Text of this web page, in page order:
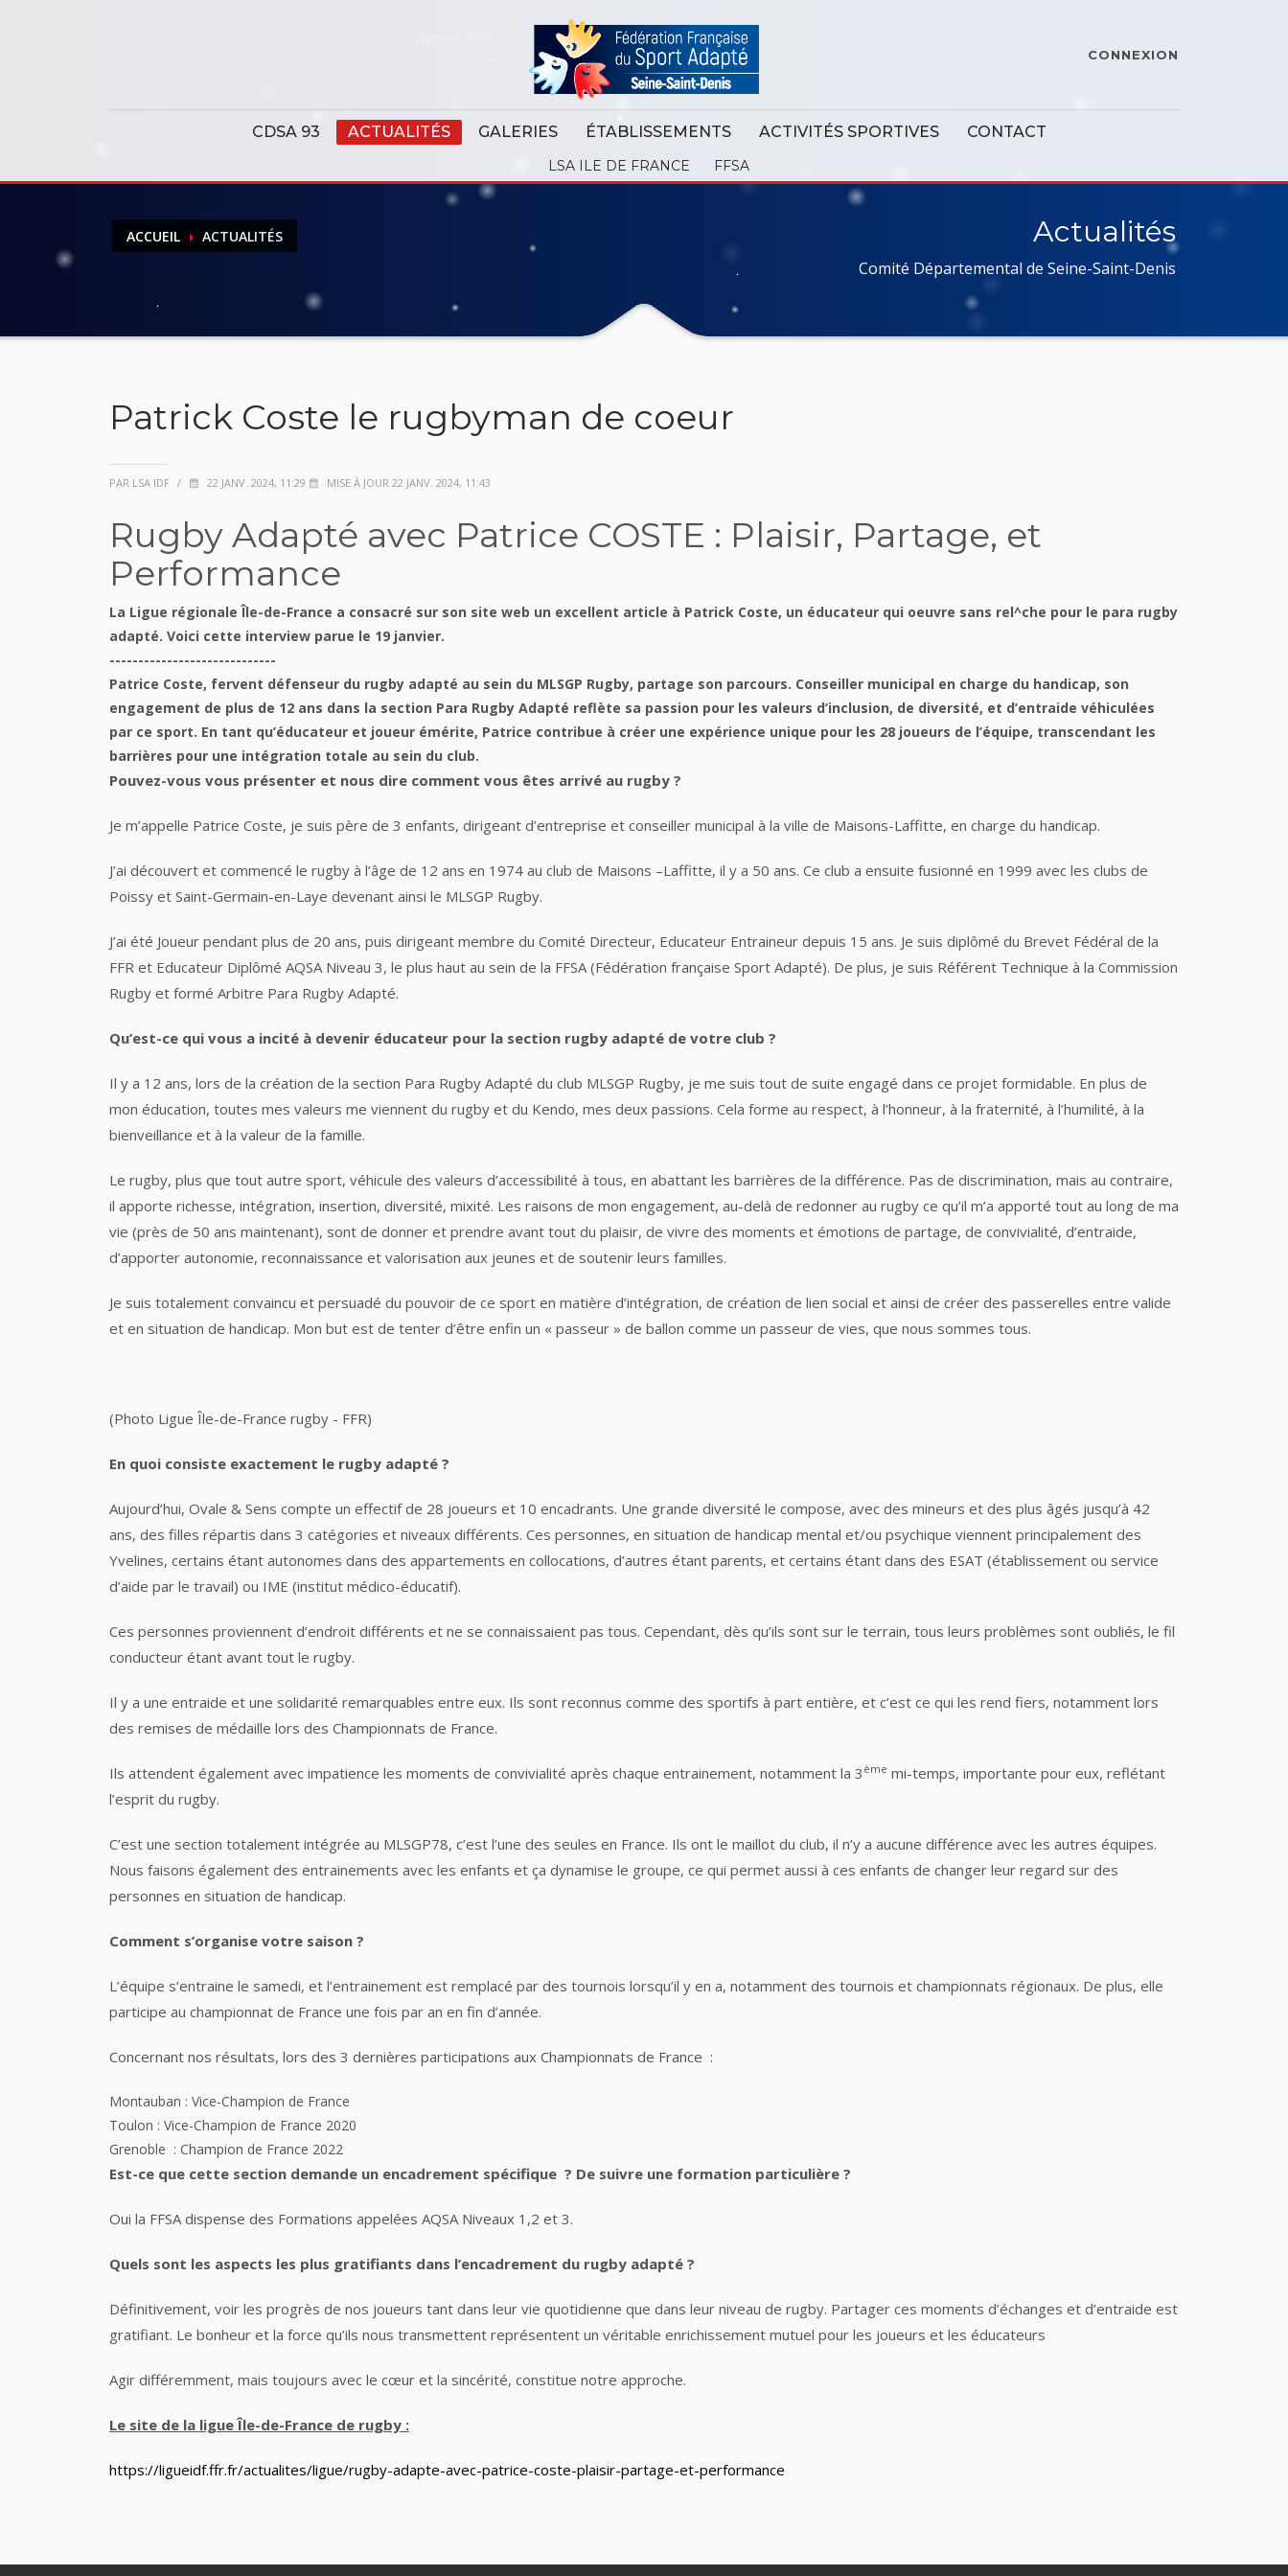
CONNEXION
CDSA 93 ACTUALITÉS GALERIES ÉTABLISSEMENTS ACTIVITÉS SPORTIVES CONTACT
LSA ILE DE FRANCE FFSA
ACCUEIL ACTUALITÉS Actualités
Comité Départemental de Seine-Saint-Denis
Patrick Coste le rugbyman de coeur
PAR LSA IDF / 22 JANV. 2024, 11:29 MISE À JOUR 22 JANV. 2024, 11:43
Rugby Adapté avec Patrice COSTE : Plaisir, Partage, et
Performance
La Ligue régionale Île-de-France a consacré sur son site web un excellent article à Patrick Coste, un éducateur qui oeuvre sans rel^che pour le para rugby
adapté. Voici cette interview parue le 19 janvier.
-----------------------------
Patrice Coste, fervent défenseur du rugby adapté au sein du MLSGP Rugby, partage son parcours. Conseiller municipal en charge du handicap, son
engagement de plus de 12 ans dans la section Para Rugby Adapté reflète sa passion pour les valeurs d’inclusion, de diversité, et d’entraide véhiculées
par ce sport. En tant qu’éducateur et joueur émérite, Patrice contribue à créer une expérience unique pour les 28 joueurs de l’équipe, transcendant les
barrières pour une intégration totale au sein du club.
Pouvez-vous vous présenter et nous dire comment vous êtes arrivé au rugby ?
Je m’appelle Patrice Coste, je suis père de 3 enfants, dirigeant d’entreprise et conseiller municipal à la ville de Maisons-Laffitte, en charge du handicap.
J’ai découvert et commencé le rugby à l’âge de 12 ans en 1974 au club de Maisons –Laffitte, il y a 50 ans. Ce club a ensuite fusionné en 1999 avec les clubs de
Poissy et Saint-Germain-en-Laye devenant ainsi le MLSGP Rugby.
J’ai été Joueur pendant plus de 20 ans, puis dirigeant membre du Comité Directeur, Educateur Entraineur depuis 15 ans. Je suis diplômé du Brevet Fédéral de la
FFR et Educateur Diplômé AQSA Niveau 3, le plus haut au sein de la FFSA (Fédération française Sport Adapté). De plus, je suis Référent Technique à la Commission
Rugby et formé Arbitre Para Rugby Adapté.
Qu’est-ce qui vous a incité à devenir éducateur pour la section rugby adapté de votre club ?
Il y a 12 ans, lors de la création de la section Para Rugby Adapté du club MLSGP Rugby, je me suis tout de suite engagé dans ce projet formidable. En plus de
mon éducation, toutes mes valeurs me viennent du rugby et du Kendo, mes deux passions. Cela forme au respect, à l’honneur, à la fraternité, à l’humilité, à la
bienveillance et à la valeur de la famille.
Le rugby, plus que tout autre sport, véhicule des valeurs d’accessibilité à tous, en abattant les barrières de la différence. Pas de discrimination, mais au contraire,
il apporte richesse, intégration, insertion, diversité, mixité. Les raisons de mon engagement, au-delà de redonner au rugby ce qu’il m’a apporté tout au long de ma
vie (près de 50 ans maintenant), sont de donner et prendre avant tout du plaisir, de vivre des moments et émotions de partage, de convivialité, d’entraide,
d’apporter autonomie, reconnaissance et valorisation aux jeunes et de soutenir leurs familles.
Je suis totalement convaincu et persuadé du pouvoir de ce sport en matière d’intégration, de création de lien social et ainsi de créer des passerelles entre valide
et en situation de handicap. Mon but est de tenter d’être enfin un « passeur » de ballon comme un passeur de vies, que nous sommes tous.
(Photo Ligue Île-de-France rugby - FFR)
En quoi consiste exactement le rugby adapté ?
Aujourd’hui, Ovale & Sens compte un effectif de 28 joueurs et 10 encadrants. Une grande diversité le compose, avec des mineurs et des plus âgés jusqu’à 42
ans, des filles répartis dans 3 catégories et niveaux différents. Ces personnes, en situation de handicap mental et/ou psychique viennent principalement des
Yvelines, certains étant autonomes dans des appartements en collocations, d’autres étant parents, et certains étant dans des ESAT (établissement ou service
d’aide par le travail) ou IME (institut médico-éducatif).
Ces personnes proviennent d’endroit différents et ne se connaissaient pas tous. Cependant, dès qu’ils sont sur le terrain, tous leurs problèmes sont oubliés, le fil
conducteur étant avant tout le rugby.
Il y a une entraide et une solidarité remarquables entre eux. Ils sont reconnus comme des sportifs à part entière, et c’est ce qui les rend fiers, notamment lors
des remises de médaille lors des Championnats de France.
Ils attendent également avec impatience les moments de convivialité après chaque entrainement, notamment la 3 ème mi-temps, importante pour eux, reflétant
l’esprit du rugby.
C’est une section totalement intégrée au MLSGP78, c’est l’une des seules en France. Ils ont le maillot du club, il n’y a aucune différence avec les autres équipes.
Nous faisons également des entrainements avec les enfants et ça dynamise le groupe, ce qui permet aussi à ces enfants de changer leur regard sur des
personnes en situation de handicap.
Comment s’organise votre saison ?
L’équipe s’entraine le samedi, et l’entrainement est remplacé par des tournois lorsqu’il y en a, notamment des tournois et championnats régionaux. De plus, elle
participe au championnat de France une fois par an en fin d’année.
Concernant nos résultats, lors des 3 dernières participations aux Championnats de France :
Montauban : Vice-Champion de France
Toulon : Vice-Champion de France 2020
Grenoble : Champion de France 2022
Est-ce que cette section demande un encadrement spécifique ? De suivre une formation particulière ?
Oui la FFSA dispense des Formations appelées AQSA Niveaux 1,2 et 3.
Quels sont les aspects les plus gratifiants dans l’encadrement du rugby adapté ?
Définitivement, voir les progrès de nos joueurs tant dans leur vie quotidienne que dans leur niveau de rugby. Partager ces moments d’échanges et d’entraide est
gratifiant. Le bonheur et la force qu’ils nous transmettent représentent un véritable enrichissement mutuel pour les joueurs et les éducateurs
Agir différemment, mais toujours avec le cœur et la sincérité, constitue notre approche.
Le site de la ligue Île-de-France de rugby :
https://ligueidf.ffr.fr/actualites/ligue/rugby-adapte-avec-patrice-coste-plaisir-partage-et-performance